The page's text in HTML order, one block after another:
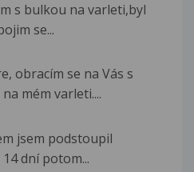
s bulkou na varleti,byl
se...
obracím se na Vás s
mém varleti....
jsem podstoupil
dní potom...